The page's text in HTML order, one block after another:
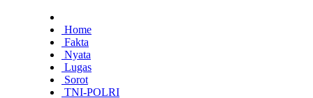
Home
Fakta
Nyata
Lugas
Sorot
TNI-POLRI